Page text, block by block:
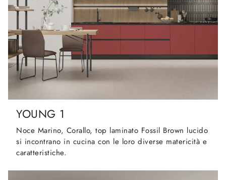
YOUNG 1
Noce Marino, Corallo, top laminato Fossil Brown lucido
si incontrano in cucina con le loro diverse matericità e
caratteristiche.